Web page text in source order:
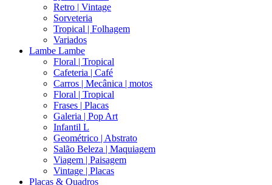
Retro | Vintage
Sorveteria
Tropical | Folhagem
Variados
Lambe Lambe
Floral | Tropical
Cafeteria | Café
Carros | Mecânica | motos
Floral | Tropical
Frases | Placas
Galeria | Pop Art
Infantil L
Geométrico | Abstrato
Salão Beleza | Maquiagem
Viagem | Paisagem
Vintage | Placas
Placas & Quadros